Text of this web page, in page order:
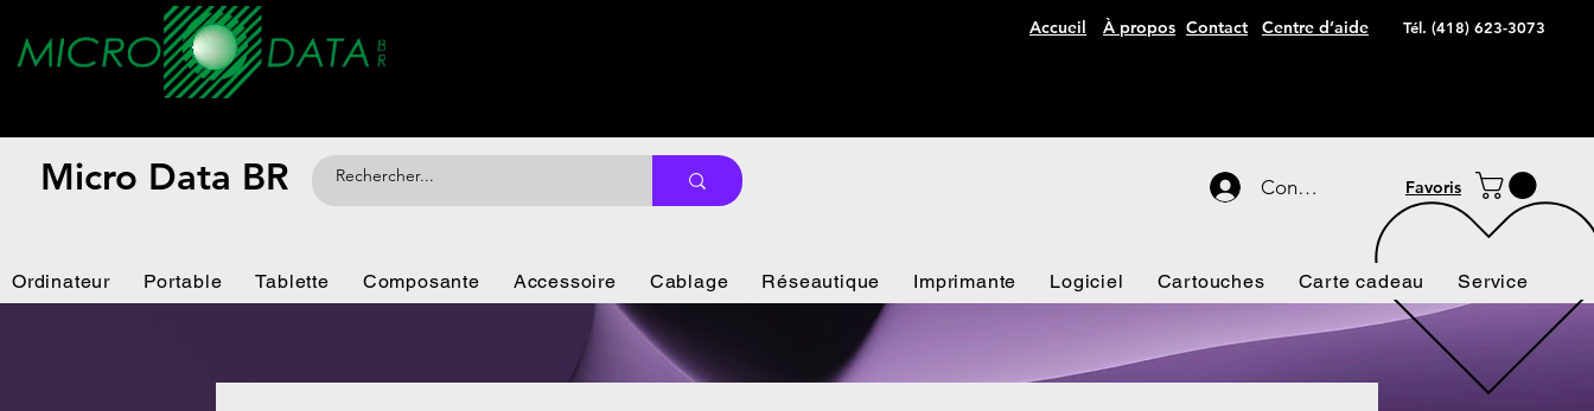
Accueil À propos Contact Centre d’aide Tél. (418) 623-3073
Micro Data BR Connexion Favoris
Ordinateur Portable Tablette Composante Accessoire Cablage Réseautique Imprimante Logiciel Cartouches Carte cadeau Service